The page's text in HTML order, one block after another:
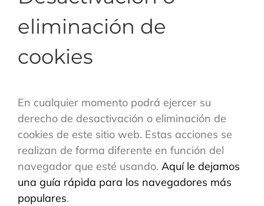
eliminación de
cookies
En cualquier momento podrá ejercer su
derecho de desactivación o eliminación de
cookies de este sitio web. Estas acciones se
realizan de forma diferente en función del
navegador que esté usando. Aquí le dejamos
una guía rápida para los navegadores más
populares.